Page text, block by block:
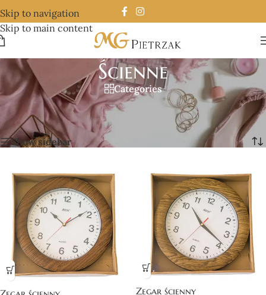
Skip to navigation
Skip to main content
Ścienne
Categories
Strona główna/Zegary/Ścienne
Strona 12
Wyświetlanie 133–144 z 144 wyników
Show sidebar
Zegar ścienny